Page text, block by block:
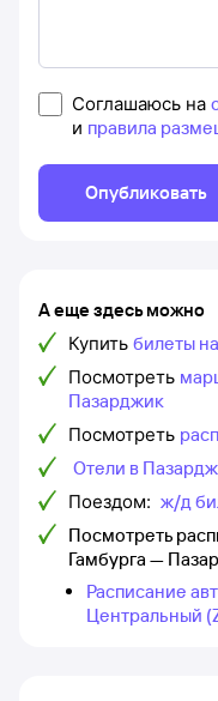
Соглашаюсь на
и правила
Опубликовать
А еще здесь можно
Купить билеты
Посмотреть
Пазарджик
Посмотреть
Отели в
Поездом: ж/д
Посмотреть
Гамбурга —
Расписание
Центральный